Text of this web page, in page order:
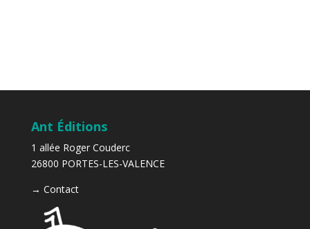
Ant Éditions
1 allée Roger Couderc
26800 PORTES-LES-VALENCE
→ Contact